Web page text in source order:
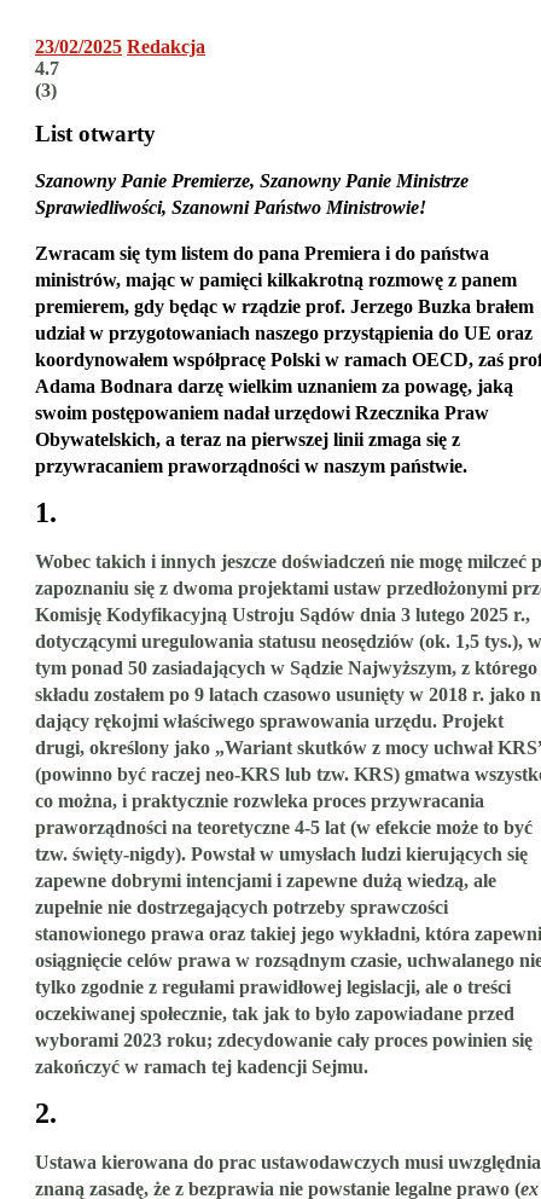
23/02/2025 Redakcja
4.7
(3)
List otwarty
Szanowny Panie Premierze, Szanowny Panie Ministrze
Sprawiedliwości, Szanowni Państwo Ministrowie!
Zwracam się tym listem do pana Premiera i do państwa
ministrów, mając w pamięci kilkakrotną rozmowę z panem
premierem, gdy będąc w rządzie prof. Jerzego Buzka brałem
udział w przygotowaniach naszego przystąpienia do UE oraz
koordynowałem współpracę Polski w ramach OECD, zaś
Adama Bodnara darzę wielkim uznaniem za powagę, jaką
swoim postępowaniem nadał urzędowi Rzecznika Praw
Obywatelskich, a teraz na pierwszej linii zmaga się z
przywracaniem praworządności w naszym państwie.
1.
Wobec takich i innych jeszcze doświadczeń nie mogę milczeć
zapoznaniu się z dwoma projektami ustaw przedłożonymi
Komisję Kodyfikacyjną Ustroju Sądów dnia 3 lutego 2025 r.,
dotyczącymi uregulowania statusu neosędziów (ok. 1,5 tys.), w
tym ponad 50 zasiadających w Sądzie Najwyższym, z którego
składu zostałem po 9 latach czasowo usunięty w 2018 r. jako
dający rękojmi właściwego sprawowania urzędu. Projekt
drugi, określony jako „Wariant skutków z mocy uchwał
(powinno być raczej neo-KRS lub tzw. KRS) gmatwa
co można, i praktycznie rozwleka proces przywracania
praworządności na teoretyczne 4-5 lat (w efekcie może to być
tzw. święty-nigdy). Powstał w umysłach ludzi kierujących się
zapewne dobrymi intencjami i zapewne dużą wiedzą, ale
zupełnie nie dostrzegających potrzeby sprawczości
stanowionego prawa oraz takiej jego wykładni, która zapewni
osiągnięcie celów prawa w rozsądnym czasie, uchwalanego
tylko zgodnie z regułami prawidłowej legislacji, ale o treści
oczekiwanej społecznie, tak jak to było zapowiadane przed
wyborami 2023 roku; zdecydowanie cały proces powinien się
zakończyć w ramach tej kadencji Sejmu.
2.
Ustawa kierowana do prac ustawodawczych musi
znaną zasadę, że z bezprawia nie powstanie legalne prawo (ex